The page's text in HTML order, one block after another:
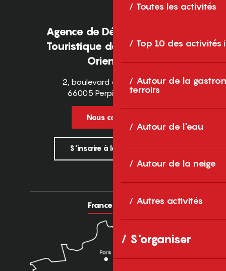
Toutes les activités
Top 10 des activités
Autour de la
terroirs
Autour de l'eau
Autour de la neige
Autres activités
S'organiser
Agence de Développement
Touristique des Pyrénées-
Orientales
2, boulevard des Pyrénées
66005 Perpignan Cedex
Nous contacter
S'inscrire à la newsletter
France Europe